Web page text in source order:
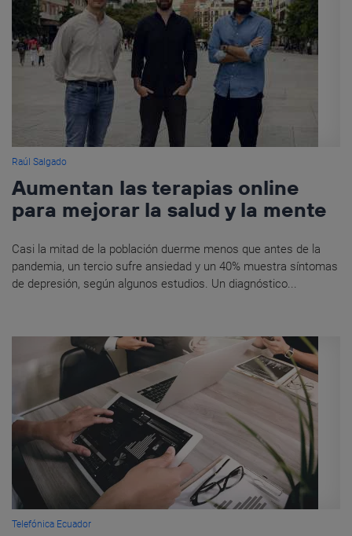
Raúl Salgado
Aumentan las terapias online
para mejorar la salud y la mente
Casi la mitad de la población duerme menos que antes de la
pandemia, un tercio sufre ansiedad y un 40% muestra síntomas
de depresión, según algunos estudios. Un diagnóstico...
Telefónica Ecuador